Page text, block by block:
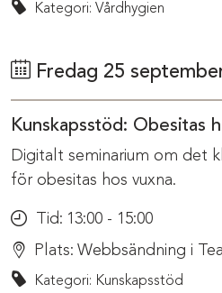
Kategori: Vårdhygien
Fredag 25
Kunskapsstöd: Obesitas
Digitalt seminarium om det
för obesitas hos vuxna.
Tid: 13:00 - 15:00
Plats: Webbsändning i
Kategori: Kunskapsstöd